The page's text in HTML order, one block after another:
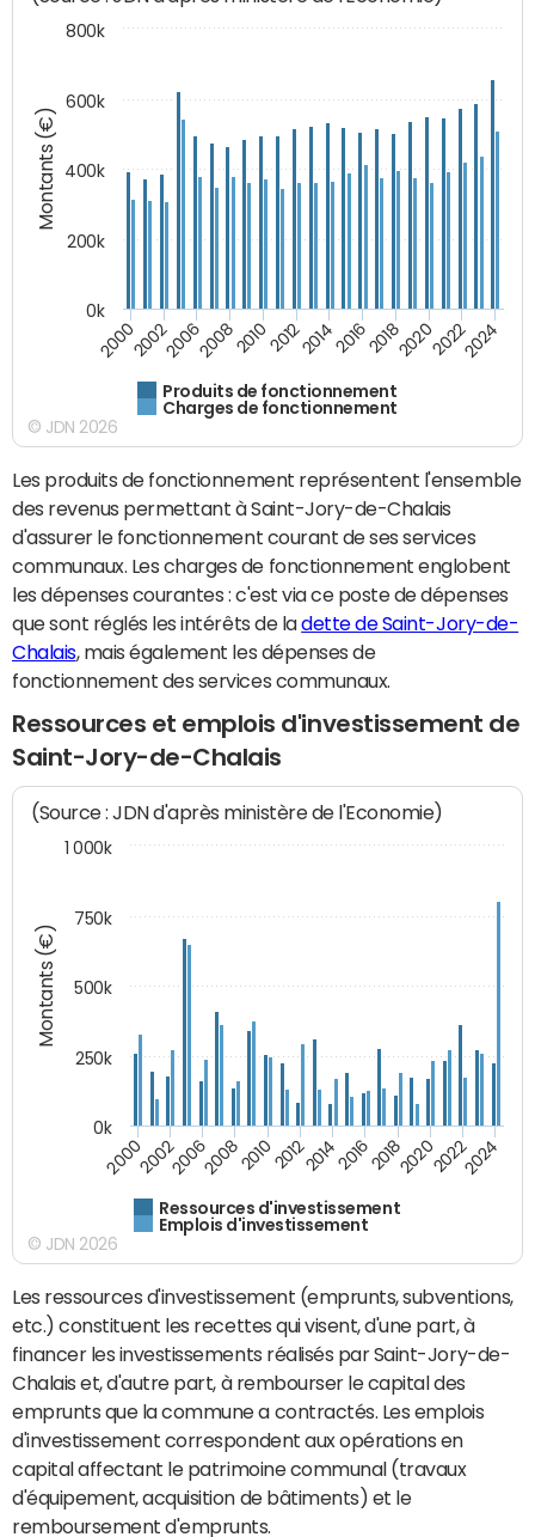
Montants (€)
Produits de fonctionnement
Charges de fonctionnement
200020022006200820102012201420162018202020222024
0k
200k
400k
600k
800k
© JDN 2026
Les produits de fonctionnement représentent l'ensemble
des revenus permettant à Saint-Jory-de-Chalais
d'assurer le fonctionnement courant de ses services
communaux. Les charges de fonctionnement englobent
les dépenses courantes : c'est via ce poste de dépenses
que sont réglés les intérêts de ladette de Saint-Jory-de-
Chalais, mais également les dépenses de
fonctionnement des services communaux.
Ressources et emplois d'investissement de
Saint-Jory-de-Chalais
Montants (€)
(Source : JDN d'après ministère de l'Economie)
Ressources d'investissement
Emplois d'investissement
200020022006200820102012201420162018202020222024
0k
250k
500k
750k
1 000k
© JDN 2026
Les ressources d'investissement (emprunts, subventions,
etc.) constituent les recettes qui visent, d'une part, à
financer les investissements réalisés par Saint-Jory-de-
Chalais et, d'autre part, à rembourser le capital des
emprunts que la commune a contractés. Les emplois
d'investissement correspondent aux opérations en
capital affectant le patrimoine communal (travaux
d'équipement, acquisition de bâtiments) et le
remboursement d'emprunts.